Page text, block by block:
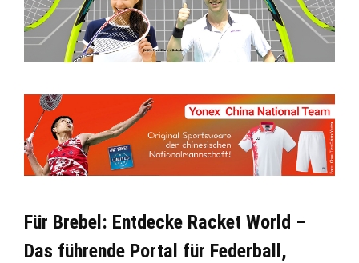
Für Brebel: Entdecke Racket World –
Das führende Portal für Federball,